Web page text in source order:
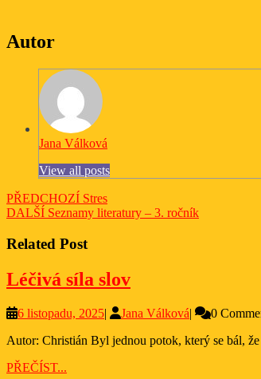
Autor
Jana Válková
View all posts
Navigace
pro
příspěvek
PŘEDCHOZÍ Previous
post:
Stres
DALŠÍ Next
Seznamy literatury – 3. ročník
Related Post
Léčivá síla slovLéčivá
slov
6 listopadu, 20256
2025
| Jana VálkováJana
| 0
Autor: Christián Byl jednou potok, který se bál,
PŘEČÍST...